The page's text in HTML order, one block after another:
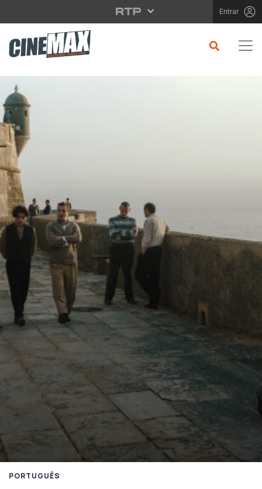
Saltar para o conteúdo principal Entrar
PORTUGUÊS